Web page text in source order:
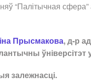
“Палітычная
Прысмакова, д-р
залежнасці.